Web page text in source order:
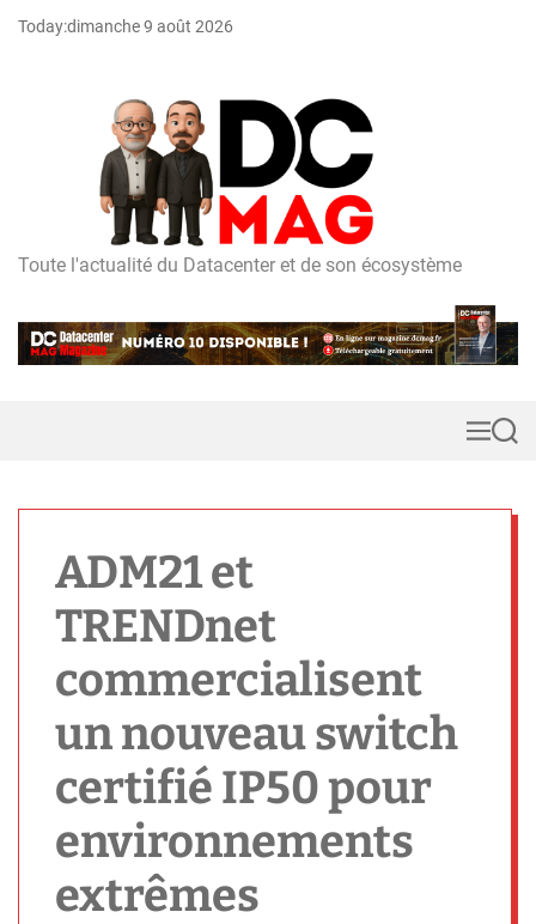
Today:dimanche 9 août 2026
D
m
a
Toute l'actualité du Datacenter et de son écosystème
MS
ADM21 et
TRENDnet
commercialisent
un nouveau switch
certifié IP50 pour
environnements
extrêmes